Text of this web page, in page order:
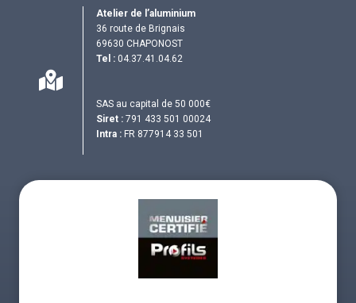
Atelier de l’aluminium
36 route de Brignais
69630 CHAPONOST
Tel : 04.37.41.04.62
SAS au capital de 50 000€
Siret : 791 433 501 00024
Intra : FR 877914 33 501